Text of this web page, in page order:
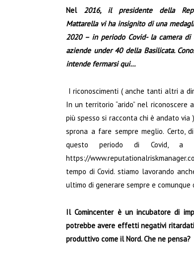
Nel 2016, il presidente della
Mattarella vi ha insignito di una
2020 – in periodo Covid- la camera
aziende under 40 della Basilicata.
intende fermarsi qui…
I riconoscimenti ( anche tanti altri a
In un territorio “arido” nel
più spesso si racconta chi è andato
sprona a fare sempre meglio. Certo,
questo periodo di Covid, a
https://
tempo di Covid. stiamo lavorando
ultimo di generare sempre e
Il Comincenter è un incubatore di
potrebbe avere effetti negativi
produttivo come il Nord. Che ne pensa?